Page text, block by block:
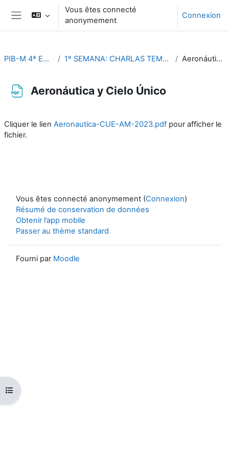
Passer au contenu principal
Panneau latéral
Vous êtes connecté
anonymement
Connexion
Ouvrir l’index du cours
PIB-M 4ª Ed. (fase práctica) 1º SEMANA: CHARLAS TEMÁTICAS (Del 4 al 8 de septiembre) Aeronáutica y Cielo Único
Aeronáutica y Cielo Único
Cliquer le lien Aeronautica-CUE-AM-2023.pdf pour afficher le
fichier.
Vous êtes connecté anonymement (Connexion)
Résumé de conservation de données
Obtenir l’app mobile
Passer au thème standard
Fourni par Moodle